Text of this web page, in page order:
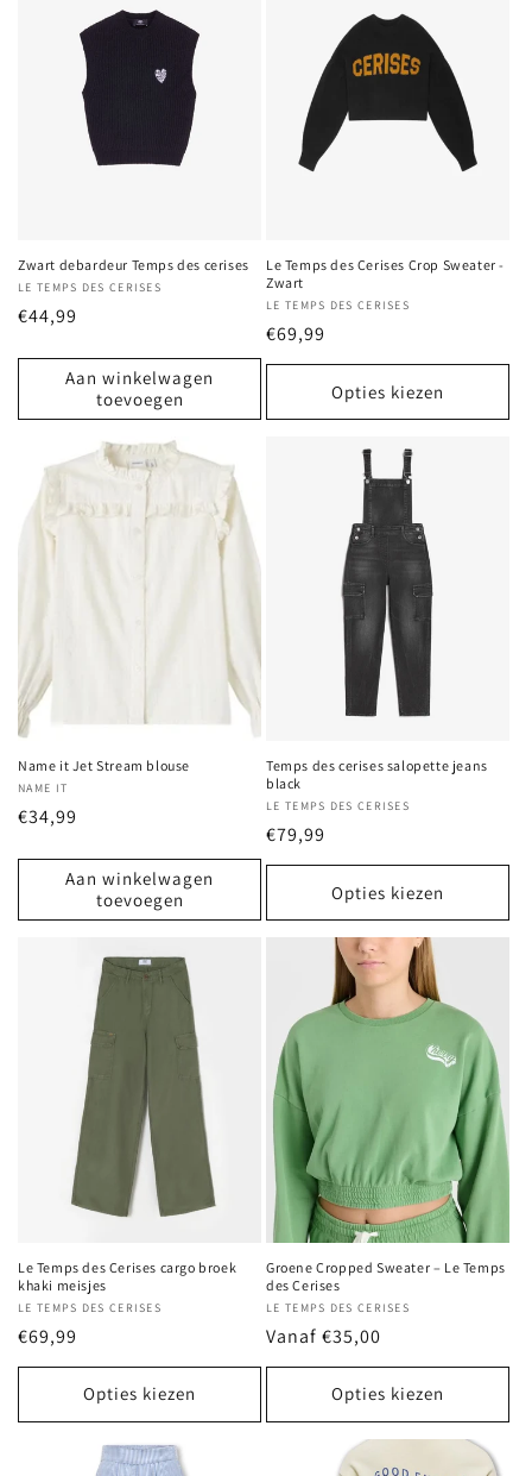
Zwart debardeur Temps des cerises
Verkoper:
LE TEMPS DES CERISES
Normale
€44,99
Aan winkelwagen
toevoegen
Le Temps des Cerises Crop Sweater -
Zwart
Verkoper:
LE TEMPS DES CERISES
Normale
prijs
€69,99
Opties kiezen
Name it Jet Stream blouse
Verkoper:
NAME IT
Normale
€34,99
Aan winkelwagen
toevoegen
Temps des cerises salopette jeans
black
Verkoper:
LE TEMPS DES CERISES
Normale
prijs
€79,99
Opties kiezen
Le Temps des Cerises cargo broek
khaki meisjes
Verkoper:
LE TEMPS DES CERISES
Normale
prijs
€69,99
Opties kiezen
Groene Cropped Sweater – Le Temps
des Cerises
Verkoper:
LE TEMPS DES CERISES
Normale
prijs
Vanaf €35,00
Opties kiezen